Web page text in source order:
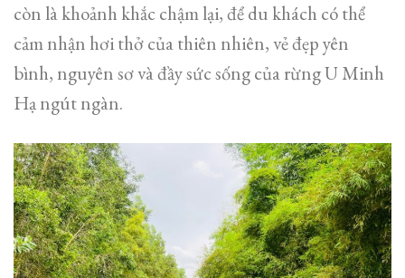
còn là khoảnh khắc chậm lại, để du khách có thể
cảm nhận hơi thở của thiên nhiên, vẻ đẹp yên
bình, nguyên sơ và đầy sức sống của rừng U Minh
Hạ ngút ngàn.